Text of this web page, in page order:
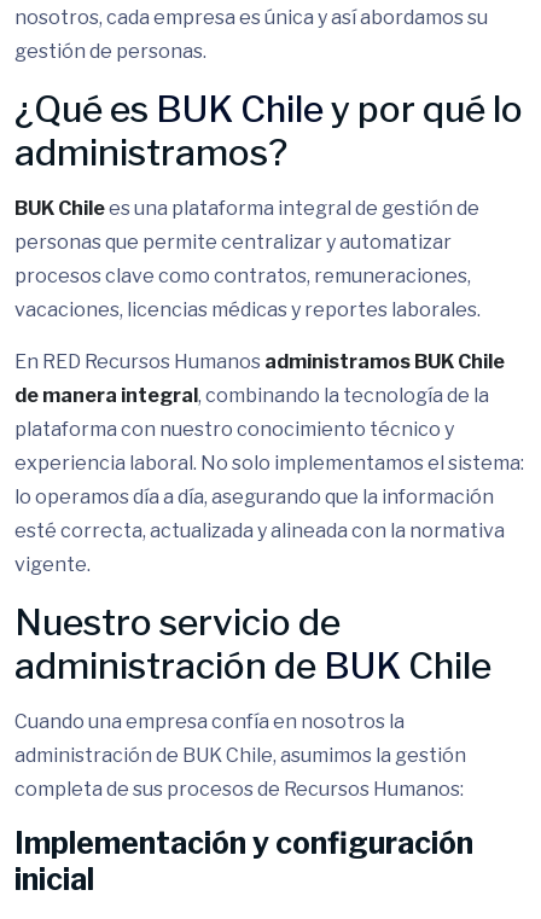
nosotros, cada empresa es única y así abordamos su
gestión de personas.
¿Qué es BUK Chiley por qué lo
administramos?
BUK Chilees una plataforma integral de gestión de
personas que permite centralizar y automatizar
procesos clave como contratos, remuneraciones,
vacaciones, licencias médicas y reportes laborales.
En RED Recursos Humanos administramos BUK Chile
de manera integral, combinando la tecnología de la
plataforma con nuestro conocimiento técnico y
experiencia laboral. No solo implementamos el sistema:
lo operamos día a día, asegurando que la información
esté correcta, actualizada y alineada con la normativa
vigente.
Nuestro servicio de
administración de BUK Chile
Cuando una empresa confía en nosotros la
administración de BUK Chile, asumimos la gestión
completa de sus procesos de Recursos Humanos:
Implementación y configuración
inicial